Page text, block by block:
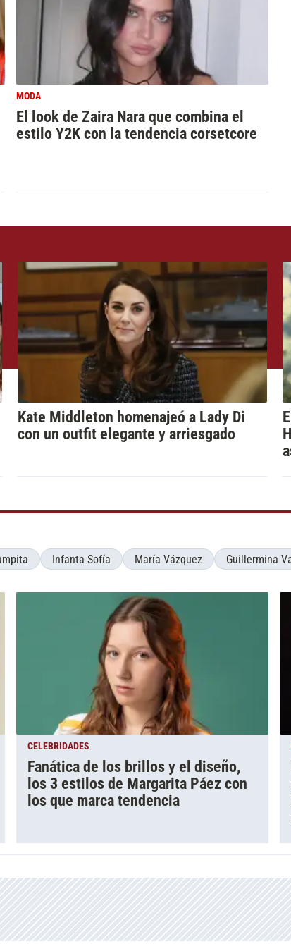
MODA
El look de Zaira Nara que combina el
estilo Y2K con la tendencia corsetcore
Kate Middleton homenajeó a Lady Di
con un outfit elegante y arriesgado
Infanta Sofía María Vázquez Guillermina
CELEBRIDADES
Fanática de los brillos y el diseño,
los 3 estilos de Margarita Páez con
los que marca tendencia